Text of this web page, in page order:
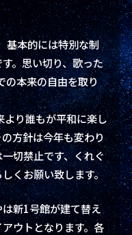
基本的には特別な制
。思い切り、歌った
の本来の自由を取り
より誰もが平和に楽し
方針は今年も変わり
切禁止です、くれぐ
くお願い致します。
新1号館が建て替え
ウトとなります。各